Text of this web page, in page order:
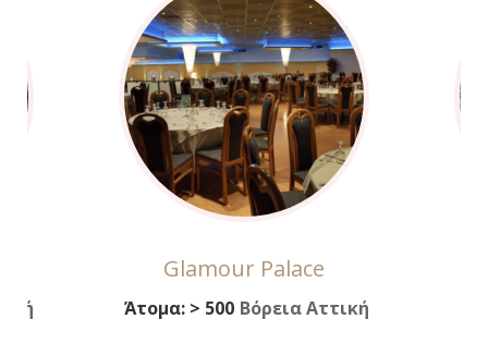
Glamour Palace
Βόρεια Αττική
Άτομα: > 500